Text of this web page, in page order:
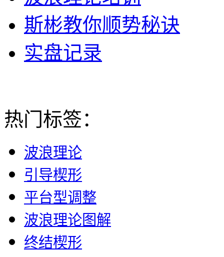
斯彬教你顺势秘诀
实盘记录
热门标签：
波浪理论
引导楔形
平台型调整
波浪理论图解
终结楔形